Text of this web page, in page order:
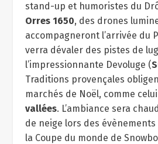
stand-up et humoristes du
Orres 1650, des drones
accompagneront l’arrivée du
verra dévaler des pistes de
l’impressionnante Devoluge (
Traditions provençales
marchés de Noël, comme
vallées. L’ambiance sera
de neige lors des
la Coupe du monde de